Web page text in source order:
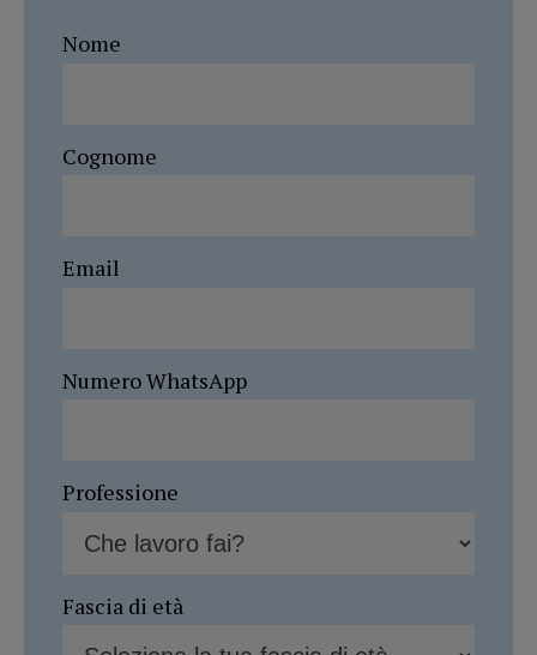
Nome
Cognome
Email
Numero WhatsApp
Professione
Fascia di età